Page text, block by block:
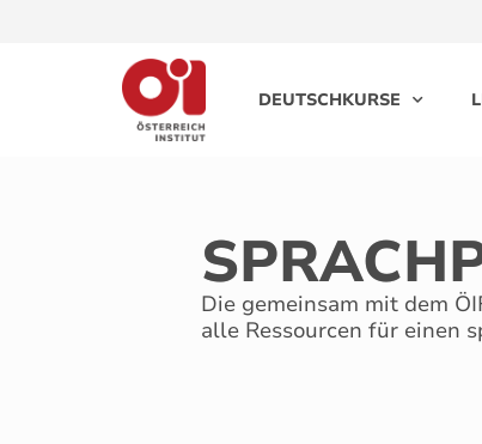
DEUTSCHKURSE
Die gemeinsam mit dem
alle Ressourcen für einen